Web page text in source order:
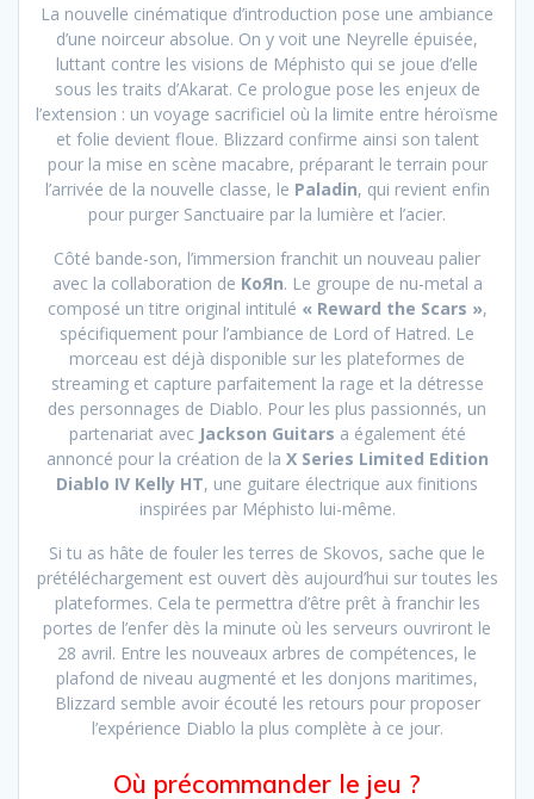
La nouvelle cinématique d’introduction pose une ambiance
d’une noirceur absolue. On y voit une Neyrelle épuisée,
luttant contre les visions de Méphisto qui se joue d’elle
sous les traits d’Akarat. Ce prologue pose les enjeux de
l’extension : un voyage sacrificiel où la limite entre héroïsme
et folie devient floue. Blizzard confirme ainsi son talent
pour la mise en scène macabre, préparant le terrain pour
l’arrivée de la nouvelle classe, le Paladin, qui revient enfin
pour purger Sanctuaire par la lumière et l’acier.
Côté bande-son, l’immersion franchit un nouveau palier
avec la collaboration de KoЯn. Le groupe de nu-metal a
composé un titre original intitulé « Reward the Scars »,
spécifiquement pour l’ambiance de Lord of Hatred. Le
morceau est déjà disponible sur les plateformes de
streaming et capture parfaitement la rage et la détresse
des personnages de Diablo. Pour les plus passionnés, un
partenariat avec Jackson Guitars a également été
annoncé pour la création de la X Series Limited Edition
Diablo IV Kelly HT, une guitare électrique aux finitions
inspirées par Méphisto lui-même.
Si tu as hâte de fouler les terres de Skovos, sache que le
prétéléchargement est ouvert dès aujourd’hui sur toutes les
plateformes. Cela te permettra d’être prêt à franchir les
portes de l’enfer dès la minute où les serveurs ouvriront le
28 avril. Entre les nouveaux arbres de compétences, le
plafond de niveau augmenté et les donjons maritimes,
Blizzard semble avoir écouté les retours pour proposer
l’expérience Diablo la plus complète à ce jour.
Où précommander le jeu ?